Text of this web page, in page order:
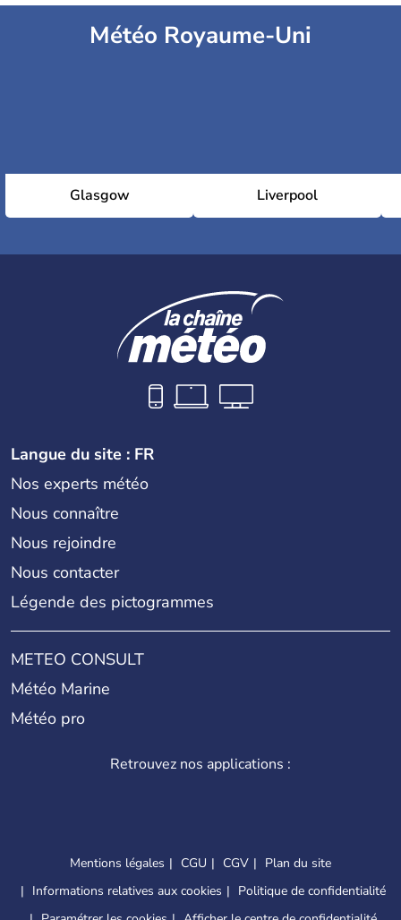
Météo Royaume-Uni
Glasgow Liverpool
Langue du site : FR
Nos experts météo
Nous connaître
Nous rejoindre
Nous contacter
Légende des pictogrammes
METEO CONSULT
Météo Marine
Météo pro
Retrouvez nos applications :
Mentions légales CGU CGV
Plan du site
Informations relatives aux cookies
Politique de confidentialité